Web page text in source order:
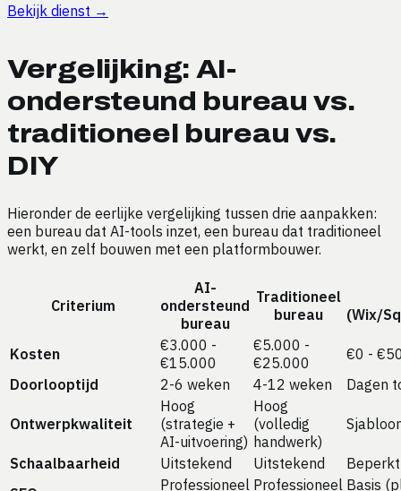
Bekijk dienst →
Vergelijking: AI-
ondersteund bureau vs.
traditioneel bureau vs.
DIY
Hieronder de eerlijke vergelijking tussen drie aanpakken:
een bureau dat AI-tools inzet, een bureau dat traditioneel
werkt, en zelf bouwen met een platformbouwer.
Criterium
AI-
ondersteund
bureau
Traditioneel
bureau
(Wix/
Kosten
€3.000 -
€15.000
€5.000 -
€25.000
€0 -
Doorlooptijd
2-6 weken 4-12 weken Dagen
Ontwerpkwaliteit
Hoog
(strategie +
AI-uitvoering)
Hoog
(volledig
handwerk)
Schaalbaarheid Uitstekend Uitstekend
Beperkt
Professioneel Professioneel Basis